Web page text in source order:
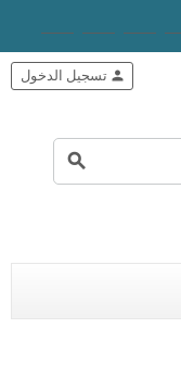
search
person تسجيل الدخول